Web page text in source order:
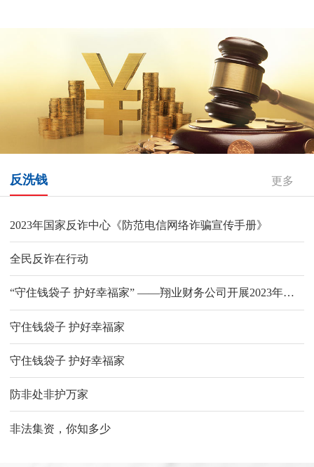
反洗钱 更多
2023年国家反诈中心《防范电信网络诈骗宣传手册》
全民反诈在行动
“守住钱袋子 护好幸福家” ——翔业财务公司开展2023年防范非法集资宣传月系列活动
守住钱袋子 护好幸福家
守住钱袋子 护好幸福家
防非处非护万家
非法集资，你知多少